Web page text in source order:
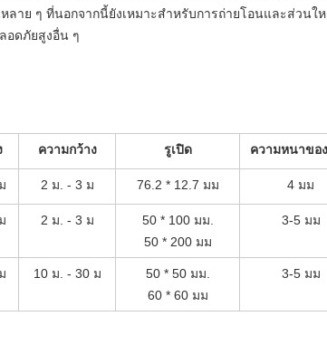
ลาย ๆ ที่นอกจากนี้ยังเหมาะสำหรับการถ่ายโอนและส่วนใ
อดภัยสูงอื่น ๆ
ความกว้าง รูเปิด ความหนาขอ
2 ม. - 3 ม 76.2 * 12.7 มม 4 มม
2 ม. - 3 ม
50 * 100 มม.
50 * 200 มม
3-5 มม
10 ม. - 30 ม
50 * 50 มม.
60 * 60 มม
3-5 มม